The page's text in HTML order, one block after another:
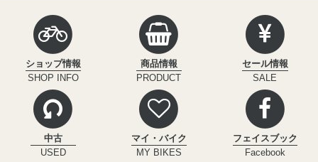
ナ
ク
ル
イ
ン
フ
ィ
ニ
ィ
ショップ情報
SHOP INFO
商品情報
PRODUCT
セール情報
SALE
中古
USED
マイ・バイク
MY BIKES
フェイスブック
Facebook